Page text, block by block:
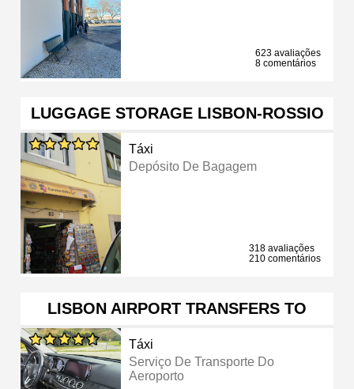
623 avaliações
8 comentários
LUGGAGE STORAGE LISBON-ROSSIO
Táxi
Depósito De Bagagem
318 avaliações
210 comentários
LISBON AIRPORT TRANSFERS TO
Táxi
Serviço De Transporte Do
Aeroporto